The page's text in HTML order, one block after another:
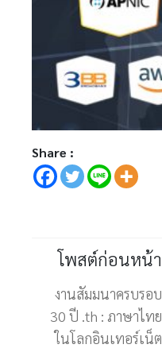
Share :
โพสต์ก่อนหน้า
งานสัมมนาครบรอบ
30 ปี .th : ภาษาไทย
ในโลกอินเทอร์เน็ต